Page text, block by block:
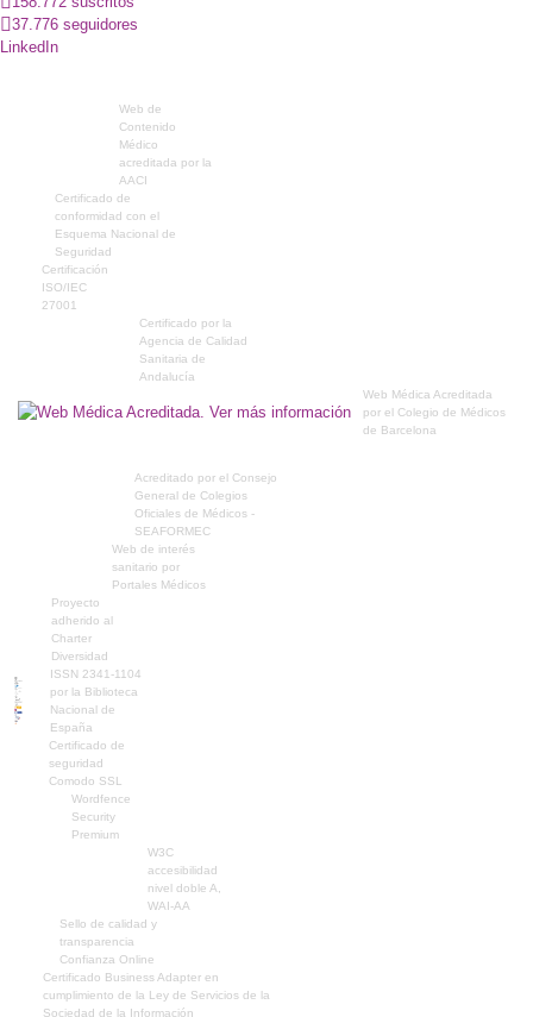
37.776 seguidores
LinkedIn
Web de
Contenido
Médico
acreditada por la
AACI
Certificado de
conformidad con el
Esquema Nacional de
Seguridad
Certificación
ISO/IEC
27001
Certificado por la
Agencia de Calidad
Sanitaria de
Andalucía
Web Médica Acreditada
por el Colegio de Médicos
de Barcelona
Acreditado por el Consejo
General de Colegios
Oficiales de Médicos -
SEAFORMEC
Web de interés
sanitario por
Portales Médicos
Proyecto
adherido al
Charter
Diversidad
ISSN 2341-1104
por la Biblioteca
Nacional de
España
Certificado de
seguridad
Comodo SSL
Wordfence
Security
Premium
W3C
accesibilidad
nivel doble A,
WAI-AA
Sello de calidad y
transparencia
Confianza Online
Certificado Business Adapter en
cumplimiento de la Ley de Servicios de la
Sociedad de la Información